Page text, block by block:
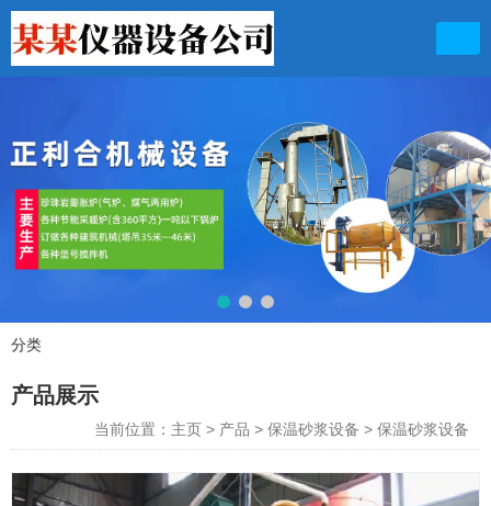
联系电话
13949711156 13103631899
分类
产品展示
当前位置：主页 > 产品 > 保温砂浆设备 > 保温砂浆设备